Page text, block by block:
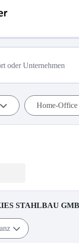
Home-Office
STAHLBAU